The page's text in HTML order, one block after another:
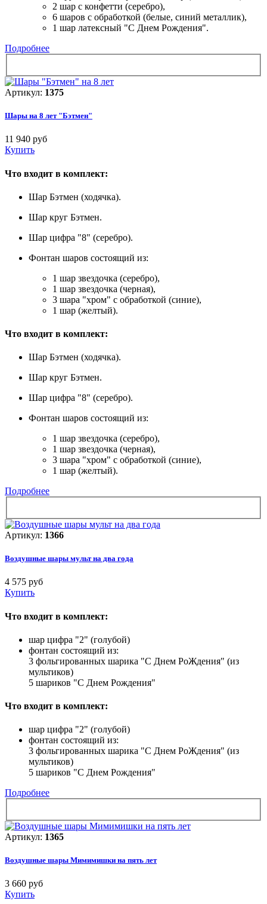
2 шар с конфетти (серебро),
6 шаров с обработкой (белые, синий металлик),
1 шар латексный "С Днем Рождения".
Подробнее
Артикул: 1375
Шары на 8 лет "Бэтмен"
11 940 руб
Купить
Что входит в комплект:
Шар Бэтмен (ходячка).
Шар круг Бэтмен.
Шар цифра "8" (серебро).
Фонтан шаров состоящий из:
1 шар звездочка (серебро),
1 шар звездочка (черная),
3 шара "хром" с обработкой (синие),
1 шар (желтый).
Что входит в комплект:
Шар Бэтмен (ходячка).
Шар круг Бэтмен.
Шар цифра "8" (серебро).
Фонтан шаров состоящий из:
1 шар звездочка (серебро),
1 шар звездочка (черная),
3 шара "хром" с обработкой (синие),
1 шар (желтый).
Подробнее
Артикул: 1366
Воздушные шары мульт на два года
4 575 руб
Купить
Что входит в комплект:
шар цифра "2" (голубой)
фонтан состоящий из:
3 фольгированных шарика "С Днем РоЖдения" (из
мультиков)
5 шариков "С Днем Рождения"
Что входит в комплект:
шар цифра "2" (голубой)
фонтан состоящий из:
3 фольгированных шарика "С Днем РоЖдения" (из
мультиков)
5 шариков "С Днем Рождения"
Подробнее
Артикул: 1365
Воздушные шары Мимимишки на пять лет
3 660 руб
Купить